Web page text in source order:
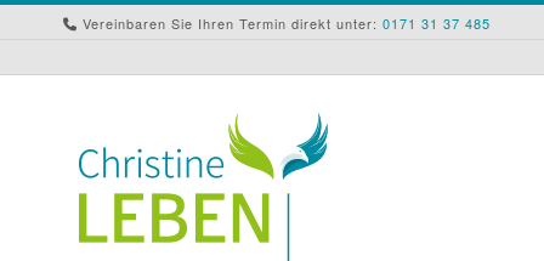
Skip
Vereinbaren Sie Ihren Termin direkt unter: 0171 31 37 485